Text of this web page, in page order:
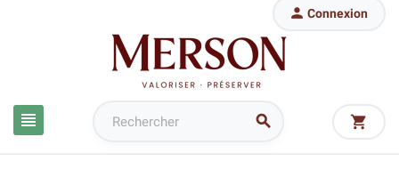
 
 Connexion
